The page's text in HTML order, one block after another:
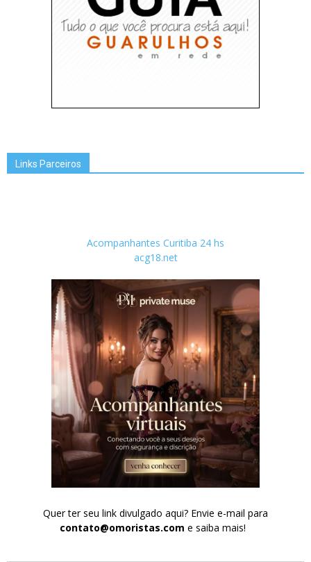
Links Parceiros
Acompanhantes Curitiba 24 hs
acg18.net
Quer ter seu link divulgado aqui? Envie e-mail para
contato@omoristas.com e saiba mais!